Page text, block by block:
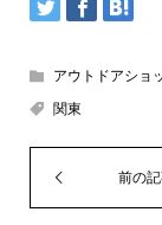
アウトドアショ
関東